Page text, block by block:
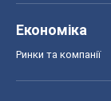
Економіка
Ринки та компанії